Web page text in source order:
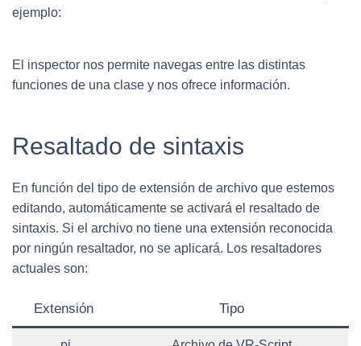
ejemplo:
El inspector nos permite navegas entre las distintas
funciones de una clase y nos ofrece información.
Resaltado de sintaxis
En función del tipo de extensión de archivo que estemos
editando, automáticamente se activará el resaltado de
sintaxis. Si el archivo no tiene una extensión reconocida
por ningún resaltador, no se aplicará. Los resaltadores
actuales son:
Extensión Tipo